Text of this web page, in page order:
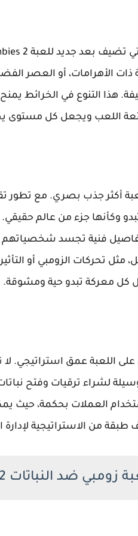
الأهرامات، أو العصر
هذا التنوع في الخرائط
اللعب ويجعل كل مستوى
أكثر جذب بصري. مع تطور
وكأنها جزء من عالم
فنية تجسد
مثل تحركات الزومبي أو
كل معركة تبدو حية ومشوقة.
اللعبة عمق استراتيجي.
لشراء ترقيات وفتح
العملات بحكمة، حيث
من الاستراتيجية لإدارة
ضد النباتات 2 للكمبيوتر: